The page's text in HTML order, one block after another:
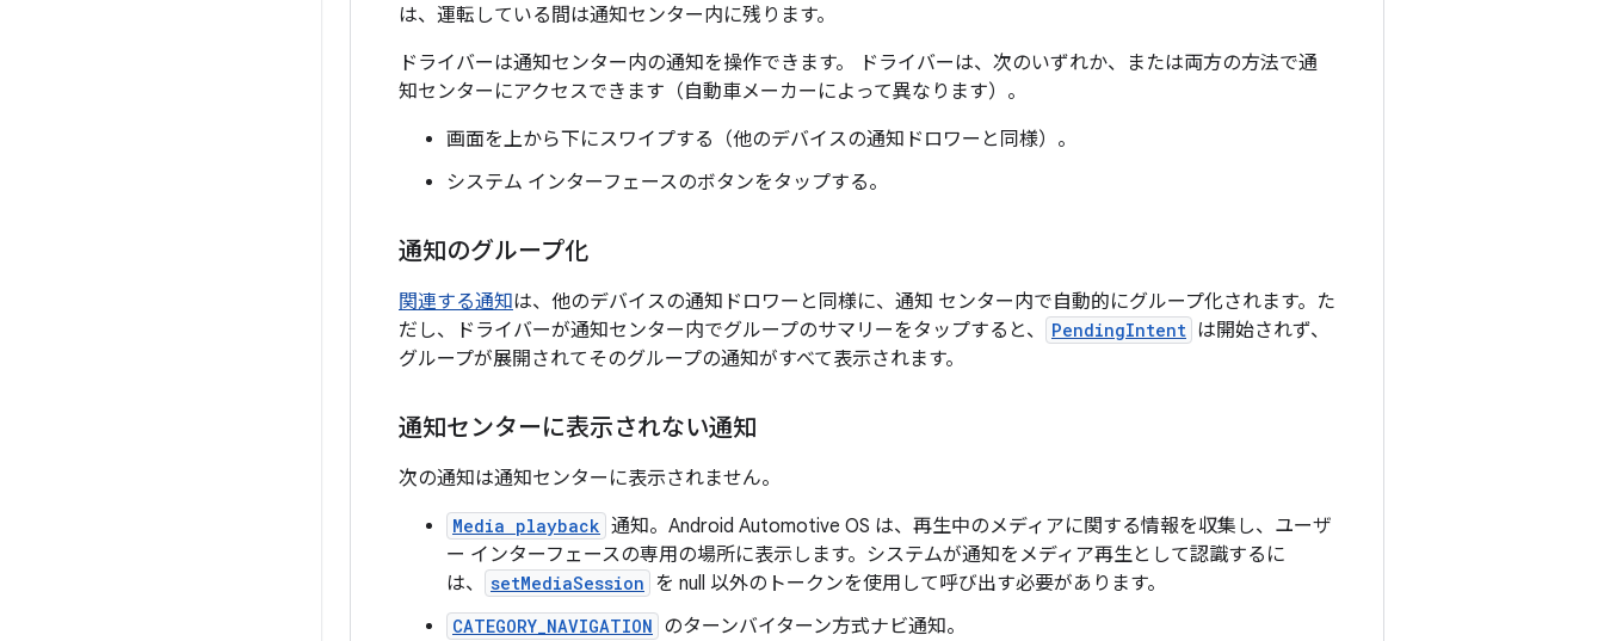
は、運転している間は通知センター内に残ります。
ドライバーは通知センター内の通知を操作できます。 ドライバーは、次のいずれか、または両方の方法で通
知センターにアクセスできます（自動車メーカーによって異なります）。
画面を上から下にスワイプする（他のデバイスの通知ドロワーと同様）。
システム インターフェースのボタンをタップする。
通知のグループ化
関連する通知は、他のデバイスの通知ドロワーと同様に、通知 センター内で自動的にグループ化されます。た
だし、ドライバーが通知センター内でグループのサマリーをタップすると、
PendingIntent は開始されず、
グループが展開されてそのグループの通知がすべて表示されます。
通知センターに表示されない通知
次の通知は通知センターに表示されません。
Media playback 通知。Android Automotive OS は、再生中のメディアに関する情報を収集し、ユーザ
ー インターフェースの専用の場所に表示します。システムが通知をメディア再生として認識するに
は、
setMediaSession を null 以外のトークンを使用して呼び出す必要があります。
CATEGORY_NAVIGATION のターンバイターン方式ナビ通知。